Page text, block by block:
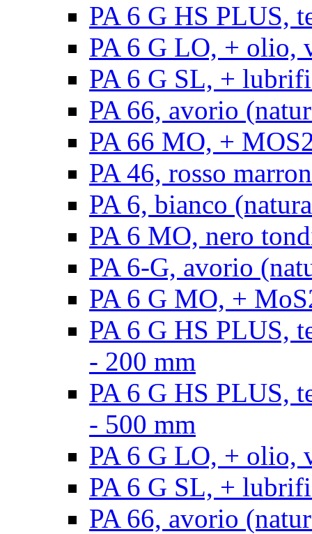
PA 6 G HS PLUS,
PA 6 G LO, + olio,
PA 6 G SL, +
PA 66, avorio
PA 66 MO, +
PA 46, rosso
PA 6, bianco
PA 6 MO, nero
PA 6-G, avorio
PA 6 G MO, +
PA 6 G HS PLUS,
- 200 mm
PA 6 G HS PLUS,
- 500 mm
PA 6 G LO, + olio,
PA 6 G SL, +
PA 66, avorio